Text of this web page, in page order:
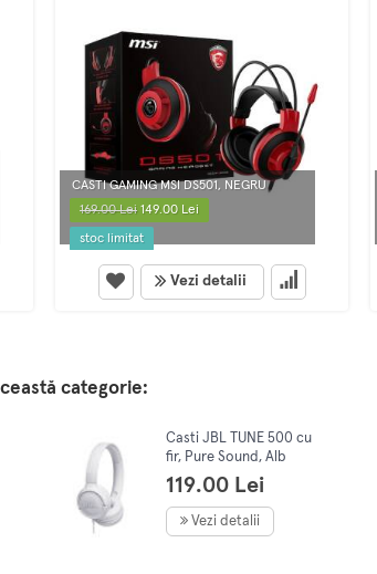
CASTI GAMING MSI DS501, NEGRU
169.00 Lei149.00 Lei
stoc limitat
Vezi detalii
categorie:
Casti JBL TUNE 500 cu
fir, Pure Sound, Alb
119.00 Lei
Vezi detalii